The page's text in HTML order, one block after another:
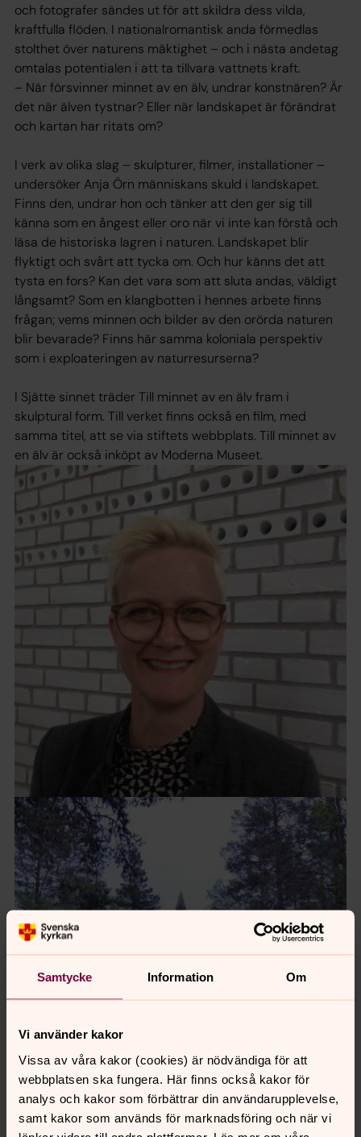
Samtycke Information Om
Vi använder kakor
Vissa av våra kakor (cookies) är nödvändiga för att
webbplatsen ska fungera. Här finns också kakor för
analys och kakor som förbättrar din användarupplevelse,
samt kakor som används för marknadsföring och när vi
och fotografer sändes ut för att skildra dess vilda,
kraftfulla flöden. I nationalromantisk anda förmedlas
stolthet över naturens mäktighet – och i nästa andetag
omtalas potentialen i att ta tillvara vattnets kraft.
– När försvinner minnet av en älv, undrar konstnären? Är
det när älven tystnar? Eller när landskapet är förändrat
och kartan har ritats om?
I verk av olika slag – skulpturer, filmer, installationer –
undersöker Anja Örn människans skuld i landskapet.
Finns den, undrar hon och tänker att den ger sig till
känna som en ångest eller oro när vi inte kan förstå och
läsa de historiska lagren i naturen. Landskapet blir
flyktigt och svårt att tycka om. Och hur känns det att
tysta en fors? Kan det vara som att sluta andas, väldigt
långsamt? Som en klangbotten i hennes arbete finns
frågan; vems minnen och bilder av den orörda naturen
blir bevarade? Finns här samma koloniala perspektiv
som i exploateringen av naturresurserna?
I Sjätte sinnet träder Till minnet av en älv fram i
skulptural form. Till verket finns också en film, med
samma titel, att se via stiftets webbplats. Till minnet av
en älv är också inköpt av Moderna Museet.
Foto: May Lindholm
Storsäterns kapell
Form följer funktion myntade den amerikanske